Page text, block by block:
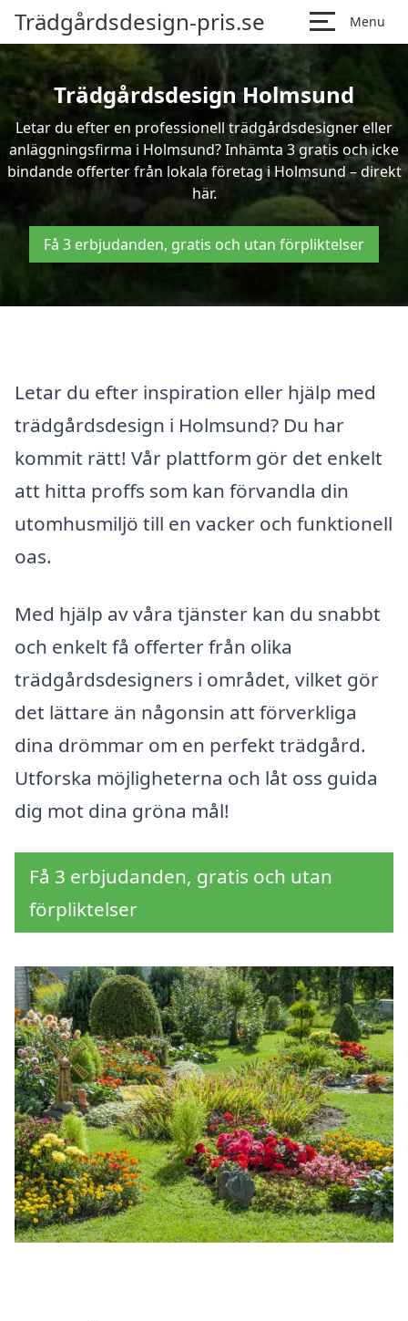
Trädgårdsdesign-pris.se Menu
Trädgårdsdesign Holmsund
Letar du efter en professionell trädgårdsdesigner eller
anläggningsfirma i Holmsund? Inhämta 3 gratis och icke
bindande offerter från lokala företag i Holmsund – direkt
här.
Få 3 erbjudanden, gratis och utan förpliktelser
Letar du efter inspiration eller hjälp med
trädgårdsdesign i Holmsund? Du har
kommit rätt! Vår plattform gör det enkelt
att hitta proffs som kan förvandla din
utomhusmiljö till en vacker och funktionell
oas.
Med hjälp av våra tjänster kan du snabbt
och enkelt få offerter från olika
trädgårdsdesigners i området, vilket gör
det lättare än någonsin att förverkliga
dina drömmar om en perfekt trädgård.
Utforska möjligheterna och låt oss guida
dig mot dina gröna mål!
Få 3 erbjudanden, gratis och utan
förpliktelser